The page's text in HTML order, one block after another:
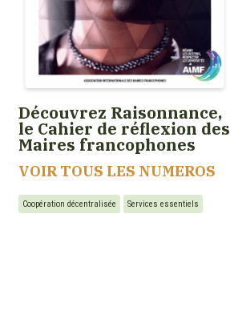
Découvrez Raisonnance,
le Cahier de réflexion des
Maires francophones
VOIR TOUS LES NUMEROS
Coopération décentralisée Services essentiels